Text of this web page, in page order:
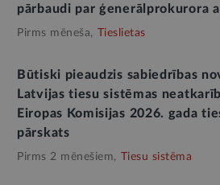
pārbaudi par ģenerālprokurora
Pirms mēneša, Tieslietas
Būtiski pieaudzis sabiedrības
Latvijas tiesu sistēmas
Eiropas Komisijas 2026. gada
pārskats
Pirms 2 mēnešiem, Tiesu sistēma